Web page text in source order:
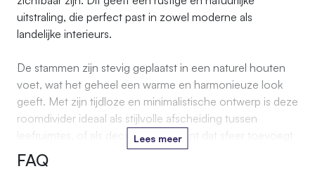
uitstraling, die perfect past in zowel moderne als
landelijke interieurs.
De stammen zijn stevig geplaatst in een naturel houten
voet, wat het geheel een warme en harmonieuze look
geeft. Met zijn tijdloze en minimalistische ontwerp is deze
roomdivider ideaal als stijlvolle afscheiding tussen
leefruimtes, of als decoratief element dat sfeer toevoegt
aan kantoor, horeca of showroom.
Lees meer
FAQ